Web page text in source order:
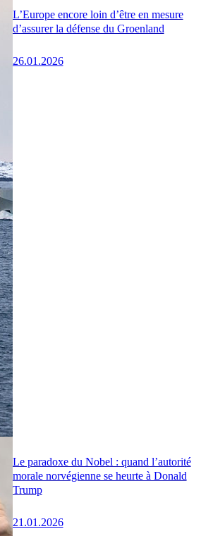
L’Europe encore loin d’être en mesure
d’assurer la défense du Groenland
26.01.2026
Le paradoxe du Nobel : quand l’autorité
morale norvégienne se heurte à Donald
Trump
21.01.2026